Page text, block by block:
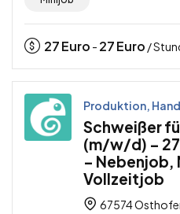
27Euro - 27Euro /
Produktion,
Schweißer
(m/w/d) –
– Nebenjob,
Vollzeitjob
67574